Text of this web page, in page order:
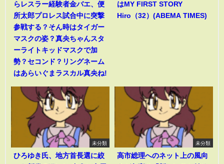
らレスラー経験者金バエ、便
所太郎プロレス試合中に突撃
参戦する？そん時はタイガー
マスクの姿？真央ちゃんスタ
ーライトキッドマスクで加
勢？セコンド？リングネーム
はあらいぐまラスカル真央ね!
はMY FIRST STORY
Hiro（32）(ABEMA TIMES)
未分類
ひろゆき氏、地方首長選に絞
未分類
高市総理へのネット上の風向